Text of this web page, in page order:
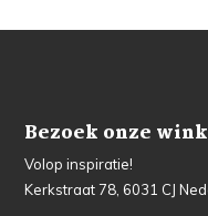
Bezoek onze
Volop inspiratie!
Kerkstraat 78, 6031 CJ